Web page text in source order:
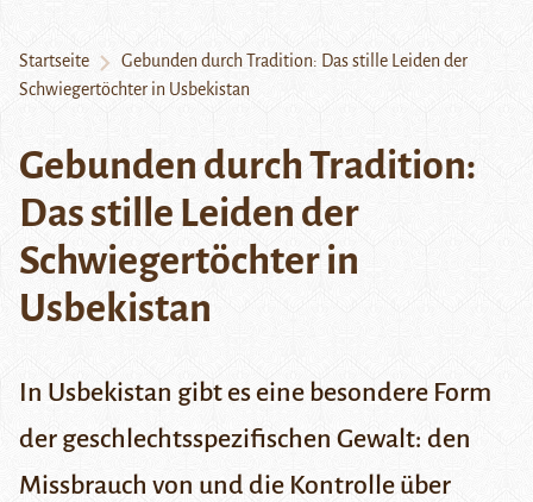
Startseite
Gebunden durch Tradition: Das stille Leiden der
Schwiegertöchter in Usbekistan
Gebunden durch Tradition:
Das stille Leiden der
Schwiegertöchter in
Usbekistan
In Usbekistan gibt es eine besondere Form
der geschlechtsspezifischen Gewalt: den
Missbrauch von und die Kontrolle über